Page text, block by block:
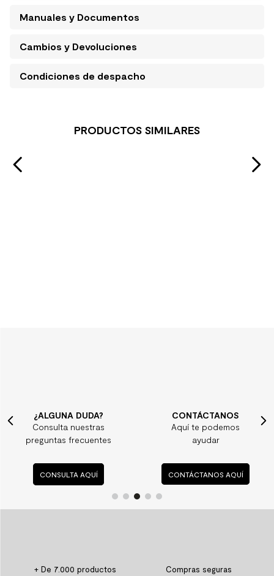
Manuales y Documentos
Cambios y Devoluciones
Condiciones de despacho
PRODUCTOS SIMILARES
¿ALGUNA DUDA?
Consulta nuestras
preguntas frecuentes
CONSULTA AQUÍ
CONTÁCTANOS
Aquí te podemos
ayudar
CONTÁCTANOS AQUÍ
+ De 7.000 productos Compras seguras